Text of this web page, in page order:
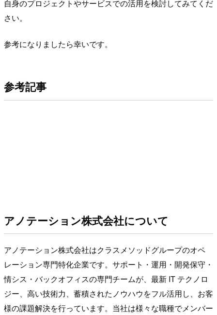
自身のプロジェクトやサービスでの活用を検討してみてくだ
さい。
参考になりましたら幸いです。
参考記事
アノテーション株式会社について
アノテーション株式会社はクラスメソッドグループのオペ
レーション専門特化企業です。サポート・運用・開発保守・
情シス・バックオフィスの専門チームが、最新 IT テクノロ
ジー、高い技術力、蓄積されたノウハウをフル活用し、お客
様の課題解決を行っています。当社は様々な職種でメンバー